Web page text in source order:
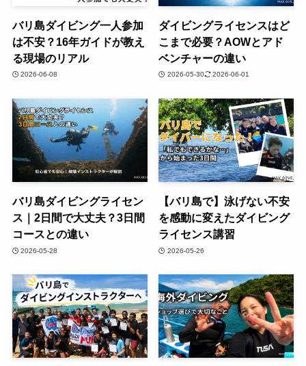
バリ島ダイビング一人参加
は不安？16年ガイドが教え
る現場のリアル
2026-06-08
ダイビングライセンスはど
こまで必要？AOWとアド
ベンチャーの違い
2026-05-30 2026-06-01
バリ島ダイビングライセン
ス｜2日間で大丈夫？3日間
コースとの違い
2026-05-28
【バリ島で】泳げない不安
を感動に変えたダイビング
ライセンス講習
2026-05-26